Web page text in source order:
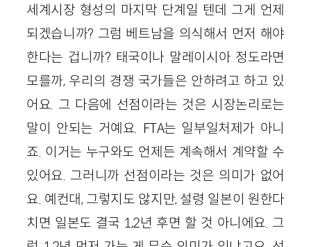
세계시장 형성의 마지막 단계일 텐데 그게 언제
되겠습니까? 그럼 베트남을 의식해서 먼저 해야
한다는 겁니까? 태국이나 말레이시아 정도라면
모를까, 우리의 경쟁 국가들은 안하려고 하고 있
어요. 그 다음에 선점이라는 것은 시장논리로는
말이 안되는 거예요. FTA는 일부일처제가 아니
죠. 이거는 누구와도 언제든 계속해서 계약할 수
있어요. 그러니까 선점이라는 것은 의미가 없어
요. 예컨대, 그렇지도 않지만, 설령 일본이 원한다
치면 일본도 결국 1,2년 후면 할 것 아니에요. 그